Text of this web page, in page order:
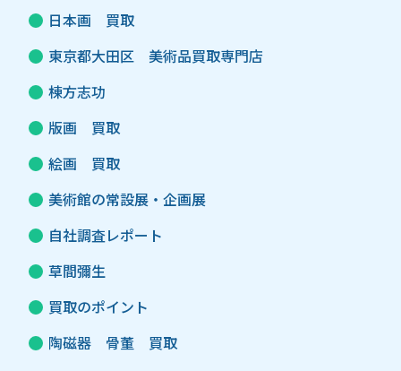
日本画 買取
東京都大田区 美術品買取専門店
棟方志功
版画 買取
絵画 買取
美術館の常設展・企画展
自社調査レポート
草間彌生
買取のポイント
陶磁器 骨董 買取